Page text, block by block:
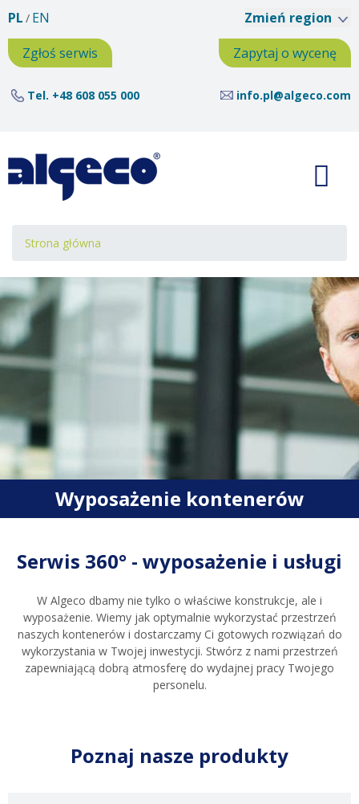
PL EN
Zgłoś serwis
Zapytaj o wycenę
Tel. +48 608 055 000 info.pl@algeco.com
Zmień region
Ścieżka
nawigacyjna
Strona główna
Wyposażenie kontenerów
Serwis 360° - wyposażenie i usługi
W Algeco dbamy nie tylko o właściwe konstrukcje, ale i
wyposażenie. Wiemy jak optymalnie wykorzystać przestrzeń
naszych kontenerów i dostarczamy Ci gotowych rozwiązań do
wykorzystania w Twojej inwestycji. Stwórz z nami przestrzeń
zapewniającą dobrą atmosferę do wydajnej pracy Twojego
personelu.
Poznaj nasze produkty